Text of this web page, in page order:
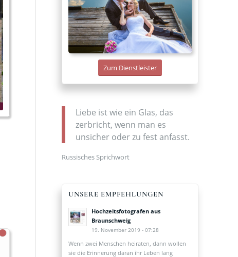
Zum Dienstleister
Liebe ist wie ein Glas, das
zerbricht, wenn man es
unsicher oder zu fest anfasst.
Russisches Sprichwort
UNSERE EMPFEHLUNGEN
Hochzeitsfotografen aus
Braunschweig
19. November 2019 - 07:28
Wenn zwei Menschen heiraten, dann wollen
sie die Erinnerung daran ihr Leben lang